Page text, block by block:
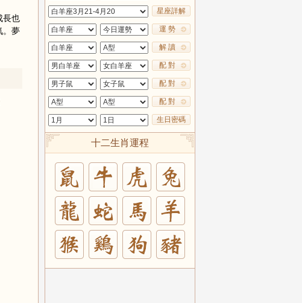
長也
。夢
星座詳解
運 勢
解 讀
配 對
配 對
配 對
生日密碼
十二生肖運程